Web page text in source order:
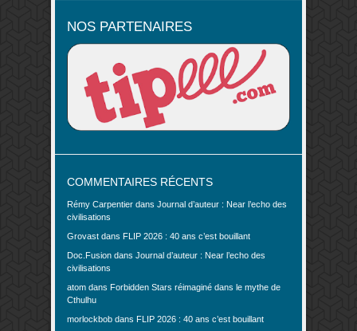
NOS PARTENAIRES
COMMENTAIRES RÉCENTS
Rémy Carpentier dans Journal d’auteur : Near l’echo des
civilisations
Grovast dans FLIP 2026 : 40 ans c’est bouillant
Doc.Fusion dans Journal d’auteur : Near l’echo des
civilisations
atom dans Forbidden Stars réimaginé dans le mythe de
Cthulhu
morlockbob dans FLIP 2026 : 40 ans c’est bouillant